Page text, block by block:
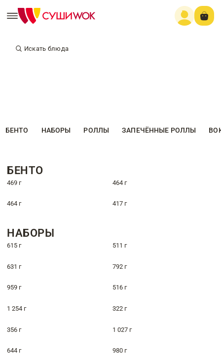
Искать блюда
БЕНТО НАБОРЫ РОЛЛЫ ЗАПЕЧЁННЫЕ РОЛЛЫ
БЕНТО
469 г 464 г
464 г 417 г
НАБОРЫ
615 г 511 г
631 г 792 г
959 г 516 г
1 254 г 322 г
356 г 1 027 г
644 г 980 г